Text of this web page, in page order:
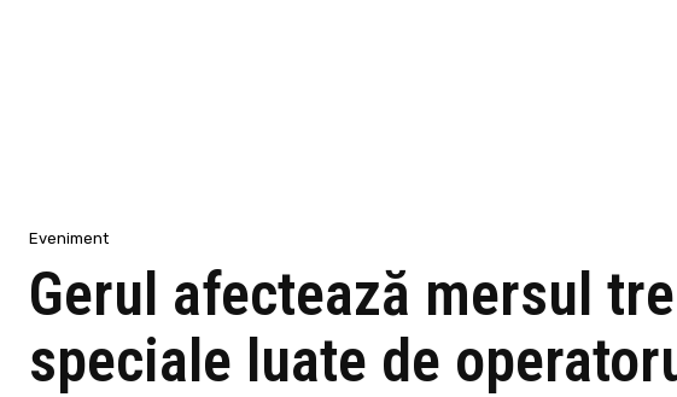
Eveniment
Gerul afectează mersul
speciale luate de